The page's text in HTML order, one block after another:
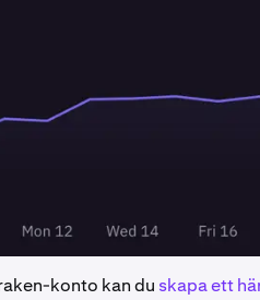
konto kan du skapa ett